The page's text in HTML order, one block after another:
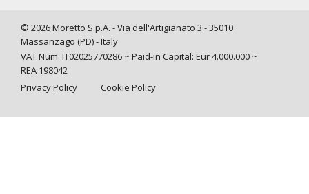
© 2026 Moretto S.p.A. - Via dell'Artigianato 3 - 35010
Massanzago (PD) - Italy
VAT Num. IT02025770286 ~ Paid-in Capital: Eur 4.000.000 ~
REA 198042
Privacy Policy
Cookie Policy